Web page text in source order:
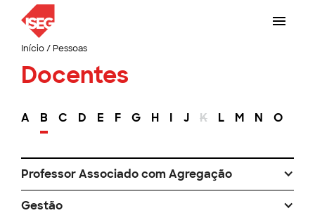
Início/ Pessoas
Docentes
A B C D E F G H I J K L M N O
Professor Associado com Agregação
Gestão